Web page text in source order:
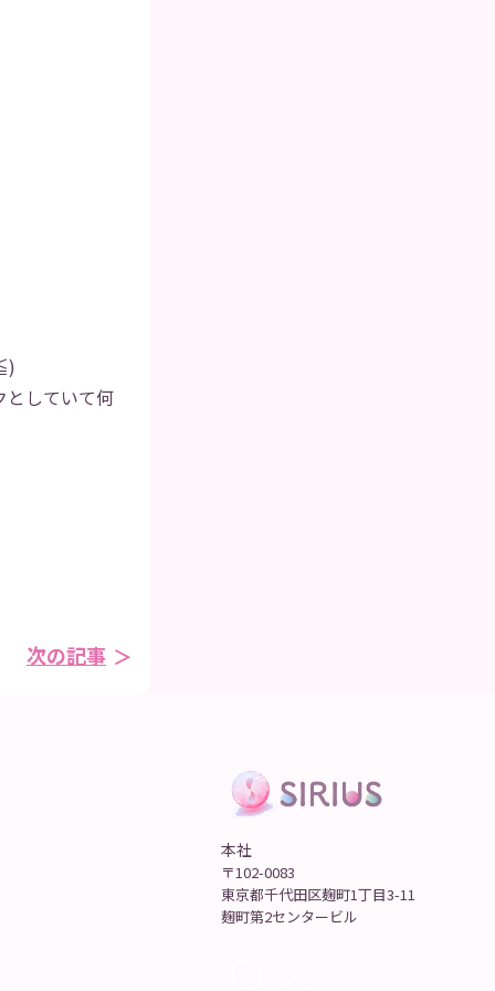
としていて何
次の記事
本社
〒102-0083
東京都千代田区麹町1丁目3-11
麹町第2センタービル